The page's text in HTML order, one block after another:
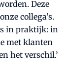
Deze
collega’s.
in praktijk: in
met klanten
het verschil.’